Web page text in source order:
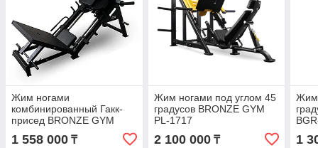
Жим ногами
комбинированный Гакк-
присед BRONZE GYM
PARTNER BGR-817
1 558 000 ₸
Жим ногами под углом 45
градусов BRONZE GYM
PL-1717
2 100 000₸
Жим
1